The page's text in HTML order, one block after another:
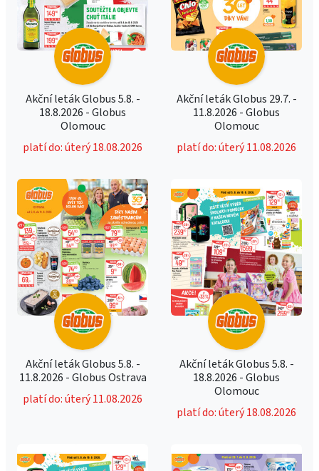
Akční leták Globus 5.8. -
18.8.2026 - Globus
Olomouc
platí do: úterý 18.08.2026
Akční leták Globus 29.7. -
11.8.2026 - Globus
Olomouc
platí do: úterý 11.08.2026
Akční leták Globus 5.8. -
11.8.2026 - Globus Ostrava
platí do: úterý 11.08.2026
Akční leták Globus 5.8. -
18.8.2026 - Globus
Olomouc
platí do: úterý 18.08.2026